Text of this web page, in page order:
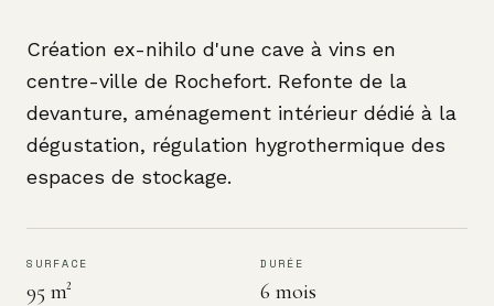
Création ex-nihilo d'une cave à vins en
centre-ville de Rochefort. Refonte de la
devanture, aménagement intérieur dédié à la
dégustation, régulation hygrothermique des
espaces de stockage.
SURFACE
95 m²
DURÉE
6 mois